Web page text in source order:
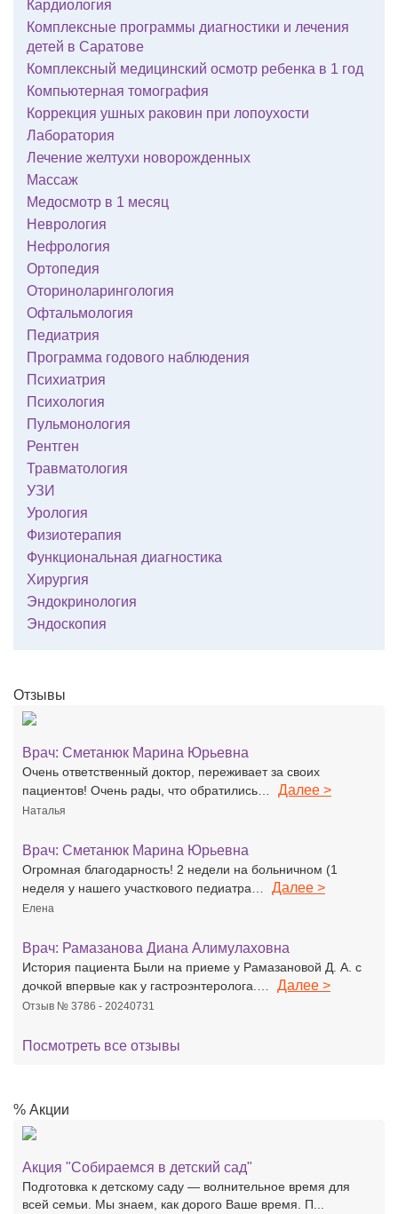
Кардиология
Комплексные программы диагностики и лечения
детей в Саратове
Комплексный медицинский осмотр ребенка в 1 год
Компьютерная томография
Коррекция ушных раковин при лопоухости
Лаборатория
Лечение желтухи новорожденных
Массаж
Медосмотр в 1 месяц
Неврология
Нефрология
Ортопедия
Оториноларингология
Офтальмология
Педиатрия
Программа годового наблюдения
Психиатрия
Психология
Пульмонология
Рентген
Травматология
УЗИ
Урология
Физиотерапия
Функциональная диагностика
Хирургия
Эндокринология
Эндоскопия
Отзывы
Врач: Сметанюк Марина Юрьевна
Очень ответственный доктор, переживает за своих
пациентов! Очень рады, что обратились…
Далее >
Наталья
Врач: Сметанюк Марина Юрьевна
Огромная благодарность! 2 недели на больничном (1
неделя у нашего участкового педиатра…
Далее >
Елена
Врач: Рамазанова Диана Алимулаховна
История пациента Были на приеме у Рамазановой Д. А. с
дочкой впервые как у гастроэнтеролога.…
Далее >
Отзыв № 3786 - 20240731
Посмотреть все отзывы
% Акции
Акция "Собираемся в детский сад"
Подготовка к детскому саду — волнительное время для
всей семьи. Мы знаем, как дорого Ваше время. П...